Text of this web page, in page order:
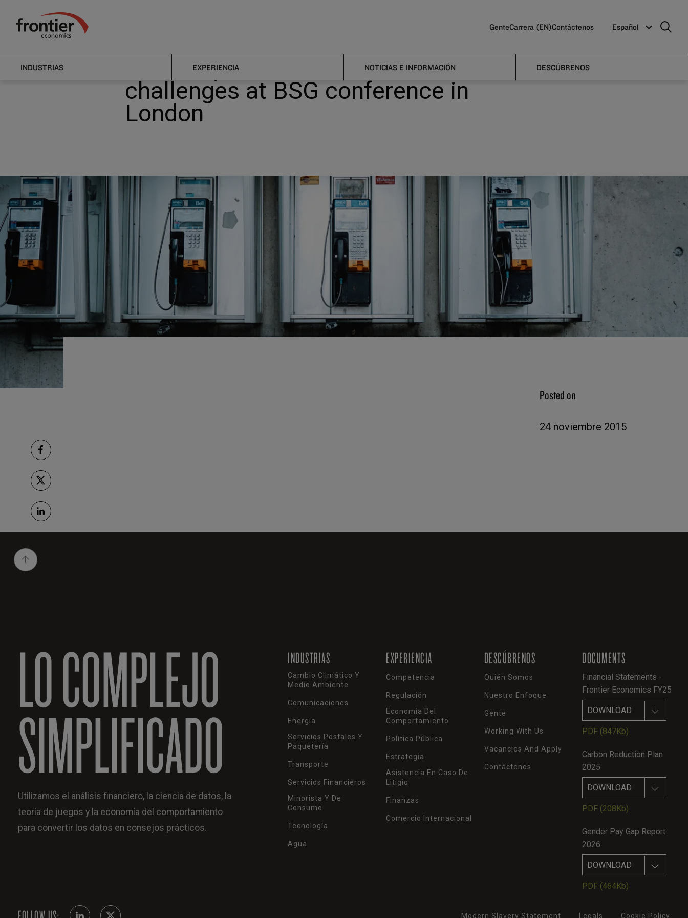
Frontier Economics
GenteCarrera (EN)Contáctenos Español
INDUSTRIAS EXPERIENCIA NOTICIAS E INFORMACIÓN DESCÚBRENOS
Ir al inico Noticias e información
Frontier presents on stakeholder
challenges at BSG conference in
London
Posted on
24 noviembre 2015
LO COMPLEJO
SIMPLIFICADO
Utilizamos el análisis financiero, la ciencia de datos, la
teoría de juegos y la economía del comportamiento
para convertir los datos en consejos prácticos.
INDUSTRIAS
Cambio Climático Y
Medio Ambiente
Comunicaciones
Energía
Servicios Postales Y
Paquetería
Transporte
Servicios Financieros
Minorista Y De
Consumo
Tecnología
Agua
EXPERIENCIA
Competencia
Regulación
Economía Del
Comportamiento
Política Pública
Estrategia
Asistencia En Caso De
Litigio
Finanzas
Comercio Internacional
DESCÚBRENOS
Quién Somos
Nuestro Enfoque
Gente
Working With Us
Vacancies And Apply
Contáctenos
DOCUMENTS
Financial Statements -
Frontier Economics FY25
DOWNLOAD
PDF (847Kb)
Carbon Reduction Plan
2025
DOWNLOAD
PDF (208Kb)
Gender Pay Gap Report
2026
DOWNLOAD
PDF (464Kb)
Modern Slavery Statement Legals Cookie Policy